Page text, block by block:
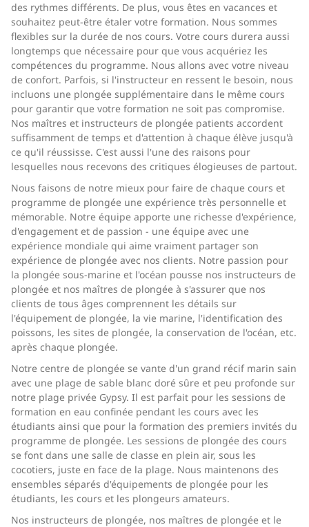
des rythmes différents. De plus, vous êtes en vacances et
souhaitez peut-être étaler votre formation. Nous sommes
flexibles sur la durée de nos cours. Votre cours durera aussi
longtemps que nécessaire pour que vous acquériez les
compétences du programme. Nous allons avec votre niveau
de confort. Parfois, si l'instructeur en ressent le besoin, nous
incluons une plongée supplémentaire dans le même cours
pour garantir que votre formation ne soit pas compromise.
Nos maîtres et instructeurs de plongée patients accordent
suffisamment de temps et d'attention à chaque élève jusqu'à
ce qu'il réussisse. C'est aussi l'une des raisons pour
lesquelles nous recevons des critiques élogieuses de partout.
Nous faisons de notre mieux pour faire de chaque cours et
programme de plongée une expérience très personnelle et
mémorable. Notre équipe apporte une richesse d'expérience,
d'engagement et de passion - une équipe avec une
expérience mondiale qui aime vraiment partager son
expérience de plongée avec nos clients. Notre passion pour
la plongée sous-marine et l'océan pousse nos instructeurs de
plongée et nos maîtres de plongée à s'assurer que nos
clients de tous âges comprennent les détails sur
l'équipement de plongée, la vie marine, l'identification des
poissons, les sites de plongée, la conservation de l'océan, etc.
après chaque plongée.
Notre centre de plongée se vante d'un grand récif marin sain
avec une plage de sable blanc doré sûre et peu profonde sur
notre plage privée Gypsy. Il est parfait pour les sessions de
formation en eau confinée pendant les cours avec les
étudiants ainsi que pour la formation des premiers invités du
programme de plongée. Les sessions de plongée des cours
se font dans une salle de classe en plein air, sous les
cocotiers, juste en face de la plage. Nous maintenons des
ensembles séparés d'équipements de plongée pour les
étudiants, les cours et les plongeurs amateurs.
Nos instructeurs de plongée, nos maîtres de plongée et le